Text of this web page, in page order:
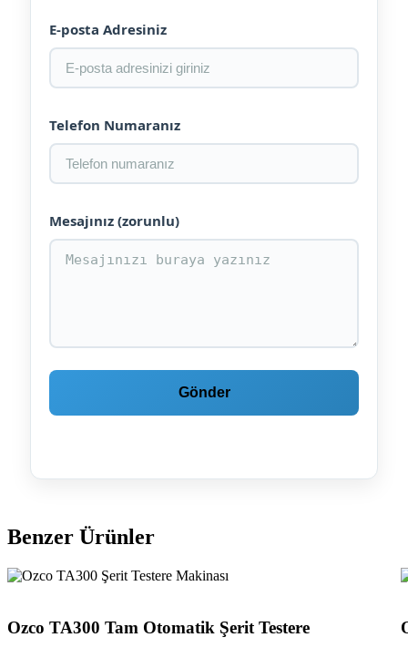
E-posta Adresiniz
Telefon Numaranız
Mesajınız (zorunlu)
Benzer Ürünler
Ozco TA300 Tam Otomatik Şerit Testere